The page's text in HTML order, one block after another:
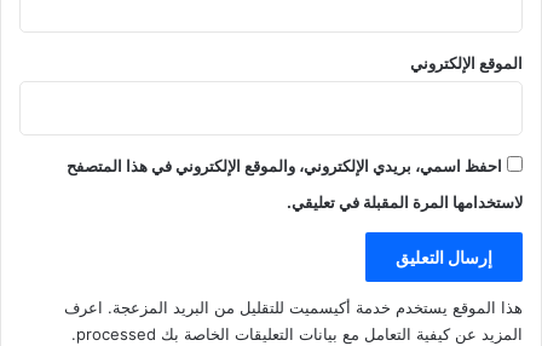
الموقع الإلكتروني
احفظ اسمي، بريدي الإلكتروني، والموقع الإلكتروني في هذا المتصفح
لاستخدامها المرة المقبلة في تعليقي.
هذا الموقع يستخدم خدمة أكيسميت للتقليل من البريد المزعجة. اعرف
المزيد عن كيفية التعامل مع بيانات التعليقات الخاصة بك processed
.